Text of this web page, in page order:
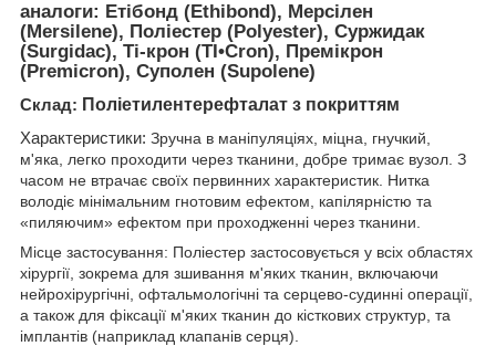
аналоги: Етібонд (Ethibond), Мерсілен
(Mersilene), Поліестер (Polyester), Суржидак
(Surgidac), Ті-крон (TI•Cron), Премікрон
(Premicron), Суполен (Supolene)
Склад: Поліетилентерефталат з покриттям
Характеристики: Зручна в маніпуляціях, міцна, гнучкий,
м'яка, легко проходити через тканини, добре тримає вузол. З
часом не втрачає своїх первинних характеристик. Нитка
володіє мінімальним гнотовим ефектом, капілярністю та
«пиляючим» ефектом при проходженні через тканини.
Місце застосування: Поліестер застосовується у всіх областях
хірургії, зокрема для зшивання м'яких тканин, включаючи
нейрохірургічні, офтальмологічні та серцево-судинні операції,
а також для фіксації м'яких тканин до кісткових структур, та
імплантів (наприклад клапанів серця).